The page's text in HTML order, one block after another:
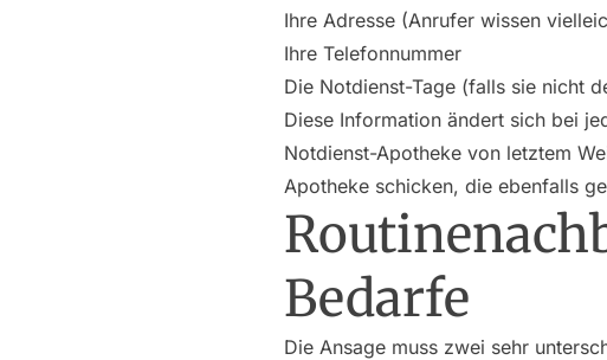
Ihre Adresse (Anrufer wissen
Ihre Telefonnummer
Die Notdienst-Tage (falls sie nicht
Diese Information ändert sich bei
Notdienst-Apotheke von letztem
Apotheke schicken, die ebenfalls
Bedarfe
Die Ansage muss zwei sehr